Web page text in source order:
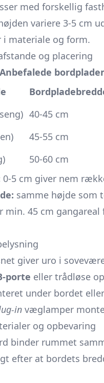
med forskellig
variere 3-5 cm
i materiale og form.
og placering
Anbefalede
40-45 cm
45-55 cm
50-60 cm
0-5 cm giver nem
samme højde som
min. 45 cm
giver uro i
porte eller trådløse
under bordet
in væglamper
og opbevaring
binder rummet
efter at bordets